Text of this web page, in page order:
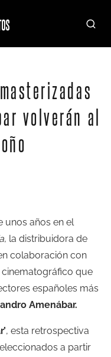
volverán al
unos años en el
, la distribuidora de
colaboración con
que
españoles más
Amenábar.
, esta retrospectiva
a partir